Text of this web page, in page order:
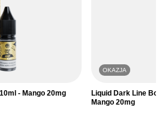
- Mango 20mg
OKAZJA
Liquid Dark Line
Mango 20mg